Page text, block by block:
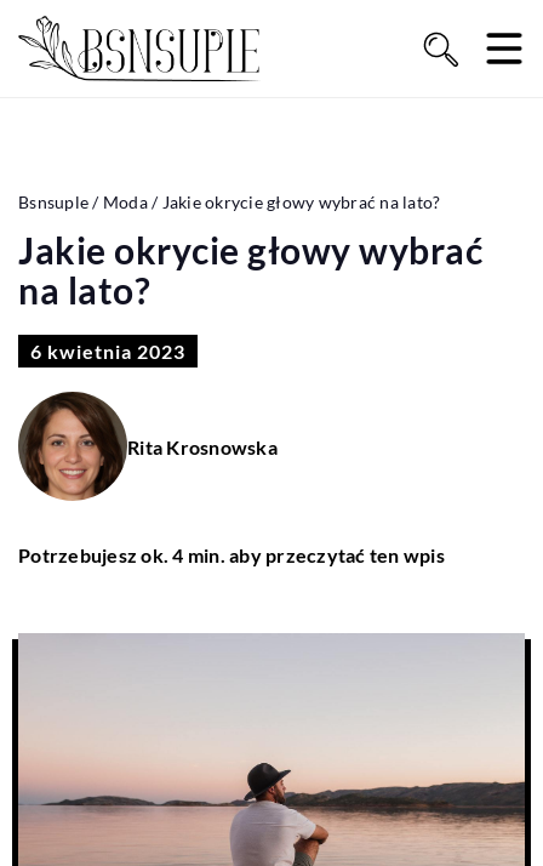
Bsnsuple/ Moda/ Jakie okrycie głowy wybrać na lato?
Jakie okrycie głowy wybrać
na lato?
6 kwietnia 2023
Rita Krosnowska
Potrzebujesz ok. 4 min. aby przeczytać ten wpis